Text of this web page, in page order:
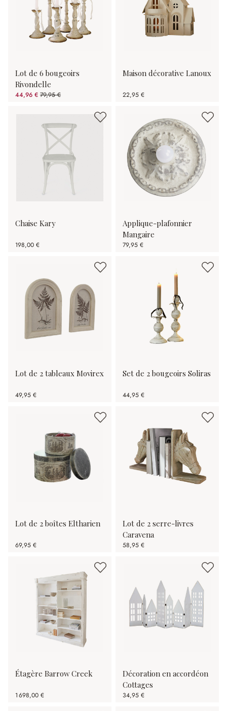
Lot de 6 bougeoirs
Rivondelle
44,96 € 79,95 €
(43.76%spared)
Maison décorative Lanoux
22,95 €
Chaise Kary
198,00 €
Applique-plafonnier
Mangaire
79,95 €
Lot de 2 tableaux Movirex
49,95 €
Set de 2 bougeoirs Soliras
44,95 €
Lot de 2 boîtes Eltharien
69,95 €
Lot de 2 serre-livres
Caravena
58,95 €
Étagère Barrow Creek
1 698,00 €
Décoration en accordéon
Cottages
34,95 €